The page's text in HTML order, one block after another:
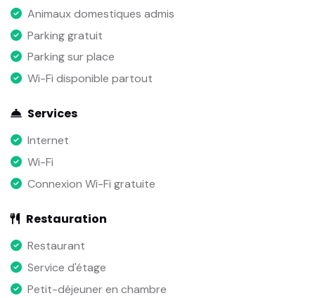
Animaux domestiques admis
Parking gratuit
Parking sur place
Wi-Fi disponible partout
Services
Internet
Wi-Fi
Connexion Wi-Fi gratuite
Restauration
Restaurant
Service d'étage
Petit-déjeuner en chambre